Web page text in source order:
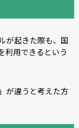
が起きた際も、国
利用できるという
が違うと考えた方